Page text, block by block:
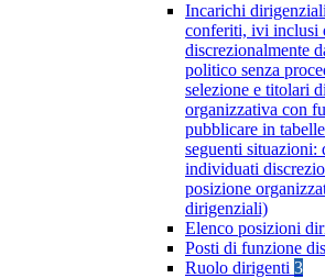
Incarichi
conferiti, ivi inclusi
discrezionalmente
politico senza
selezione e titolari
organizzativa con
pubblicare in
seguenti
individuati
posizione
dirigenziali)
Elenco posizioni
Posti di funzione
Ruolo dirigenti 3